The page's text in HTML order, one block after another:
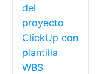
del
proyecto
ClickUp con
plantilla
WBS